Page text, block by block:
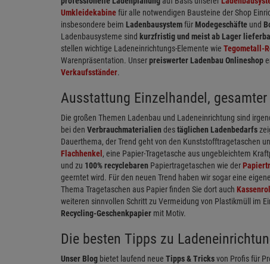
Umkleidekabinefür alle notwendigen Bausteine der Shop
insbesondere beim Ladenbausystemfür Modegeschäfte und
Ladenbausysteme sind kurzfristig und meist ab Lager
stellen wichtige Ladeneinrichtungs-Elemente wie Tegometall-
Warenpräsentation. Unserpreiswerter Ladenbau Onlineshop
Verkaufsständer.
Ausstattung Einzelhandel,
Die großen Themen Ladenbau und Ladeneinrichtung sind
bei den Verbrauchmaterialien destäglichen Ladenbedarfs
Dauerthema, der Trend geht von den Kunststofftragetaschen
Flachhenkel , eine Papier-Tragetasche aus ungebleichtem
und zu 100% recyclebaren Papiertragetaschen wie der
geerntet wird. Für den neuen Trend haben wir sogar eine
Thema Tragetaschen aus Papier finden Sie dort auch
weiteren sinnvollen Schritt zu Vermeidung von Plastikmüll im
Recycling-Geschenkpapier mit Motiv.
Die besten Tipps zu
Unser Blog bietet laufend neue Tipps & Tricksvon Profis für